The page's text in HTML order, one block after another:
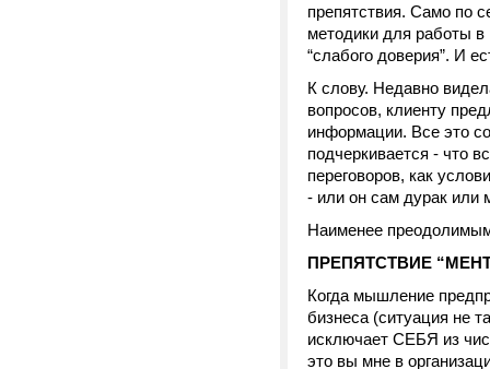
препятствия. Само по
методики для работы в
“слабого доверия”. И
К слову. Недавно
вопросов, клиенту
информации. Все это
подчеркивается - что
переговоров, как
- или он сам дурак или
Наименее
ПРЕПЯТСТВИЕ
Когда мышление
бизнеса (ситуация не
исключает СЕБЯ из
это вы мне в